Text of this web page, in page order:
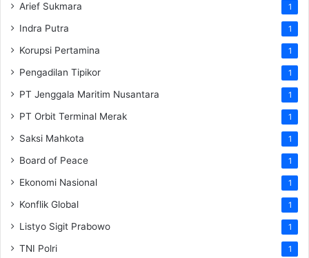
Arief Sukmara 1
Indra Putra 1
Korupsi Pertamina 1
Pengadilan Tipikor 1
PT Jenggala Maritim Nusantara 1
PT Orbit Terminal Merak 1
Saksi Mahkota 1
Board of Peace 1
Ekonomi Nasional 1
Konflik Global 1
Listyo Sigit Prabowo 1
TNI Polri 1